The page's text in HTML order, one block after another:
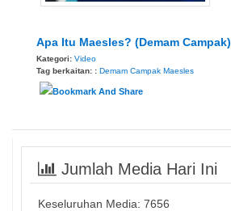
Apa Itu Maesles? (Demam Campak)
Kategori: Video
Tag berkaitan: : Demam Campak Maesles
Jumlah Media Hari Ini
Keseluruhan Media: 7656